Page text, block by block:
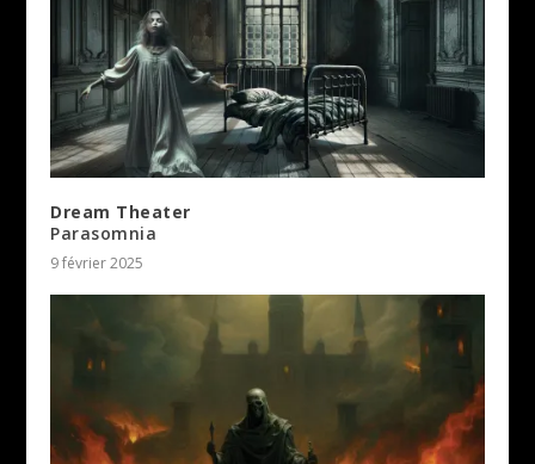
Dream Theater
Parasomnia
9 février 2025